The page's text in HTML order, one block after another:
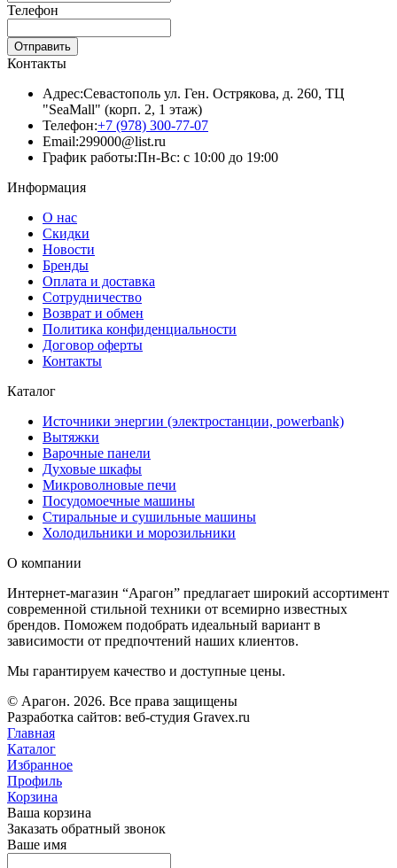
Телефон
Отправить
Контакты
Адрес:Севастополь ул. Ген. Острякова, д. 260, ТЦ
"SeaMall" (корп. 2, 1 этаж)
Телефон:+7 (978) 300-77-07
Email:299000@list.ru
График работы:Пн-Вс: с 10:00 до 19:00
Информация
О нас
Скидки
Новости
Бренды
Оплата и доставка
Сотрудничество
Возврат и обмен
Политика конфиденциальности
Договор оферты
Контакты
Каталог
Источники энергии (электростанции, powerbank)
Вытяжки
Варочные панели
Духовые шкафы
Микроволновые печи
Посудомоечные машины
Стиральные и сушильные машины
Холодильники и морозильники
О компании
Интернет-магазин “Арагон” предлагает широкий ассортимент
современной стильной техники от всемирно известных
брендов. Поможем подобрать идеальный вариант в
зависимости от предпочтений наших клиентов.
Мы гарантируем качество и доступные цены.
© Арагон. 2026. Все права защищены
Разработка сайтов: веб-студия Gravex.ru
Главная
Каталог
Избранное
Профиль
Корзина
Ваша корзина
Заказать обратный звонок
Ваше имя